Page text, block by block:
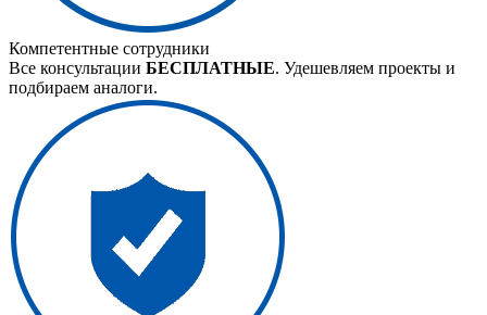
Компетентные сотрудники
Все консультации БЕСПЛАТНЫЕ. Удешевляем проекты и
подбираем аналоги.